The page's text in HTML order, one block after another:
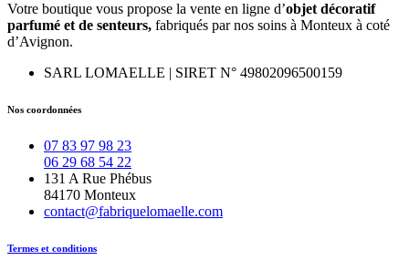
Votre boutique vous propose la vente en ligne d’objet décoratif
parfumé et de senteurs, fabriqués par nos soins à Monteux à coté
d’Avignon.
SARL LOMAELLE | SIRET N° 49802096500159
Nos coordonnées
07 83 97 98 23
06 29 68 54 22
131 A Rue Phébus
84170 Monteux
contact@fabriquelomaelle.com
Termes et conditions